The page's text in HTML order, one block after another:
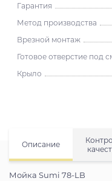
Гарантия
Метод производства
Врезной монтаж
Готовое отверстие под
Крыло
Описание
Мойка Sumi 78-LB